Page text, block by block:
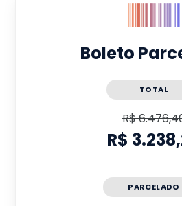
Boleto
TOTAL
R$
R$
PARCELADO